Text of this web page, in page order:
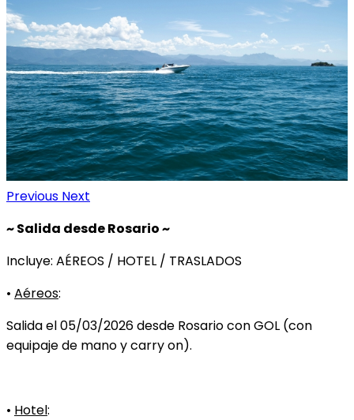
Previous Next
~ Salida desde Rosario ~
Incluye: AÉREOS / HOTEL / TRASLADOS
• Aéreos:
Salida el 05/03/2026 desde Rosario con GOL (con
equipaje de mano y carry on).
• Hotel: